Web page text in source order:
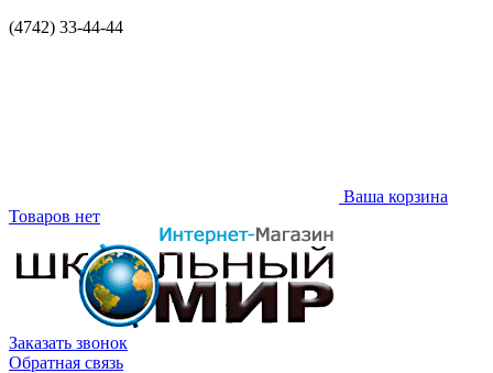
(4742) 33-44-44
Ваша корзина
Товаров нет
Заказать звонок
Обратная связь